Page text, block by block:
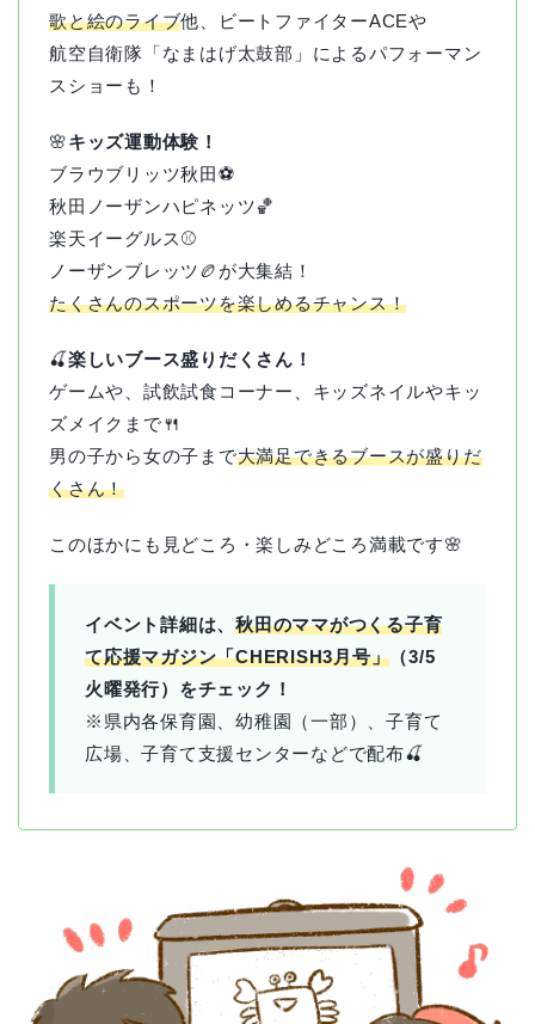
歌と絵のライブ他、ビートファイターACEや
航空自衛隊「なまはげ太鼓部」によるパフォーマン
スショーも！
🌸キッズ運動体験！
ブラウブリッツ秋田⚽️
秋田ノーザンハピネッツ🏀
楽天イーグルス⚾️
ノーザンブレッツ🏉が大集結！
たくさんのスポーツを楽しめるチャンス！
🍒楽しいブース盛りだくさん！
ゲームや、試飲試食コーナー、キッズネイルやキッ
ズメイクまで🍴
男の子から女の子まで大満足できるブースが盛りだ
くさん！
このほかにも見どころ・楽しみどころ満載です🌸
イベント詳細は、秋田のママがつくる子育
て応援マガジン「CHERISH3月号」 （3/5
火曜発行）をチェック！
※県内各保育園、幼稚園（一部）、子育て
広場、子育て支援センターなどで配布🍒